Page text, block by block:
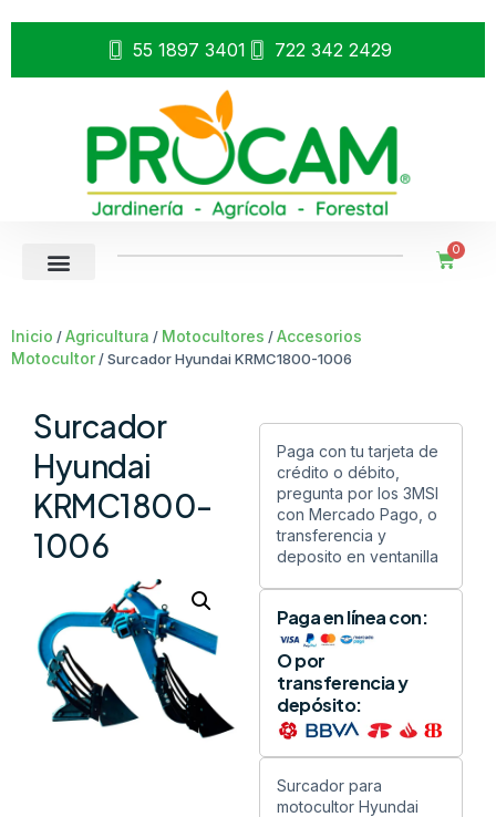
55 1897 3401 722 342 2429
0
Inicio /Agricultura / Motocultores /Accesorios
Motocultor/ Surcador Hyundai KRMC1800-1006
Surcador
Hyundai
KRMC1800-
1006
Paga con tu tarjeta de
crédito o débito,
pregunta por los 3MSI
con Mercado Pago, o
transferencia y
deposito en ventanilla
Paga en línea con:
O por
transferencia y
depósito:
Surcador para
motocultor Hyundai